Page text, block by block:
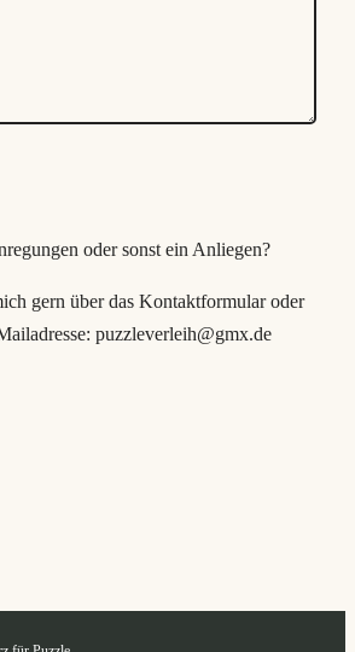
oder sonst ein Anliegen?
gern über das Kontaktformular oder
puzzleverleih@gmx.de